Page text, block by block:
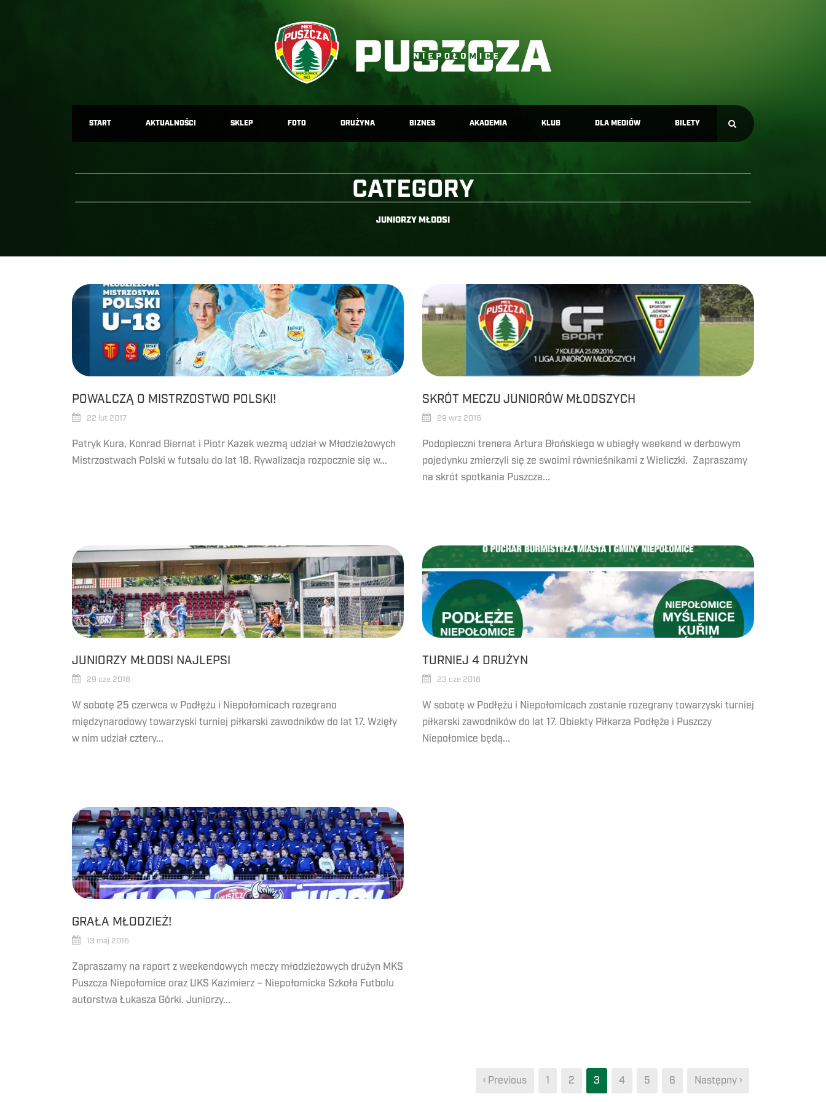
START AKTUALNOŚCI SKLEP FOTO DRUŻYNA BIZNES AKADEMIA KLUB DLA MEDIÓW BILETY
CATEGORY
JUNIORZY MŁODSI
POWALCZĄ O MISTRZOSTWO POLSKI!
22 lut 2017
Patryk Kura, Konrad Biernat i Piotr Kazek wezmą udział w Młodzieżowych
Mistrzostwach Polski w futsalu do lat 18. Rywalizacja rozpocznie się w...
SKRÓT MECZU JUNIORÓW MŁODSZYCH
29 wrz 2016
Podopieczni trenera Artura Błońskiego w ubiegły weekend w derbowym
pojedynku zmierzyli się ze swoimi równieśnikami z Wieliczki. Zapraszamy
na skrót spotkania Puszcza...
JUNIORZY MŁODSI NAJLEPSI
29 cze 2016
W sobotę 25 czerwca w Podłężu i Niepołomicach rozegrano
międzynarodowy towarzyski turniej piłkarski zawodników do lat 17. Wzięły
w nim udział cztery...
TURNIEJ 4 DRUŻYN
23 cze 2016
W sobotę w Podłężu i Niepołomicach zostanie rozegrany towarzyski turniej
piłkarski zawodników do lat 17. Obiekty Piłkarza Podłęże i Puszczy
Niepołomice będą...
GRAŁA MŁODZIEŻ!
13 maj 2016
Zapraszamy na raport z weekendowych meczy młodzieżowych drużyn MKS
Puszcza Niepołomice oraz UKS Kazimierz – Niepołomicka Szkoła Futbolu
autorstwa Łukasza Górki. Juniorzy...
‹ Previous 1 2 3 4 5 6 Następny ›